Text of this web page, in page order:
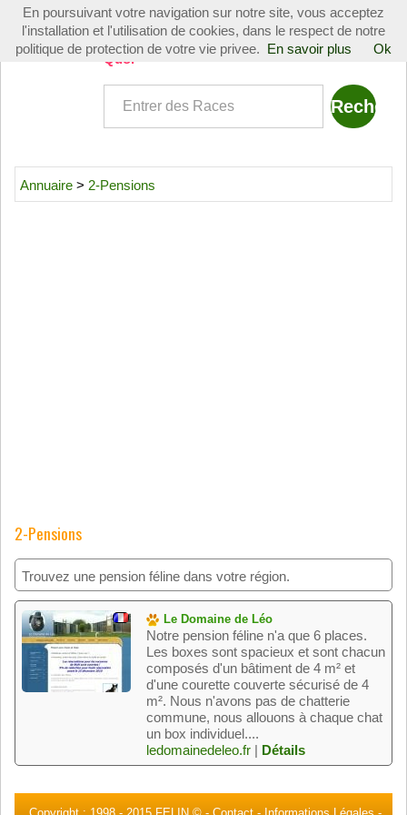
Toggle
Quoi
Annuaire > 2-Pensions
2-Pensions
Trouvez une pension féline dans votre région.
Le Domaine de Léo
Notre pension féline n'a que 6 places.
Les boxes sont spacieux et sont chacun
composés d'un bâtiment de 4 m² et
d'une courette couverte sécurisé de 4
m². Nous n'avons pas de chatterie
commune, nous allouons à chaque chat
un box individuel....
ledomainedeleo.fr
Détails
En poursuivant votre navigation sur notre site, vous acceptez
l'installation et l'utilisation de cookies, dans le respect de notre
politique de protection de votre vie privee.
En savoir plus Ok